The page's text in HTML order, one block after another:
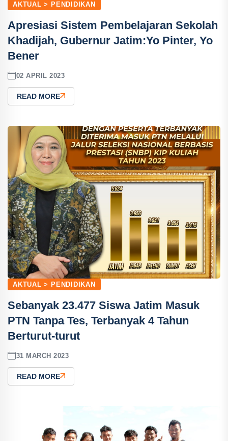
AKTUAL > PENDIDIKAN
Apresiasi Sistem Pembelajaran Sekolah
Khadijah, Gubernur Jatim:Yo Pinter, Yo
Bener
02 APRIL 2023
READ MORE
AKTUAL > PENDIDIKAN
Sebanyak 23.477 Siswa Jatim Masuk
PTN Tanpa Tes, Terbanyak 4 Tahun
Berturut-turut
31 MARCH 2023
READ MORE